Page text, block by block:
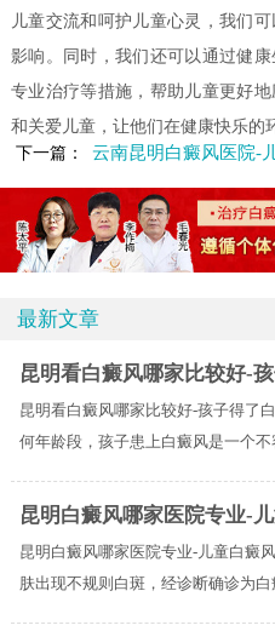
儿童交流和呵护儿童心灵，我们
影响。同时，我们还可以通过健
专业治疗等措施，帮助儿童更好
和关爱儿童，让他们在健康快乐的
下一篇：
云南昆明白癜风医院-
最新文章
昆明看白癜风哪家比较好-
昆明看白癜风哪家比较好-孩子得了
何年龄段，孩子患上白癜风是一个不
昆明白癜风哪家医院专业-
昆明白癜风哪家医院专业-儿童白癜
肤出现不规则白斑，经诊断确诊为白